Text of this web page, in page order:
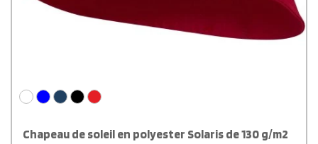
Chapeau de soleil en polyester Solaris de 130 g/m2